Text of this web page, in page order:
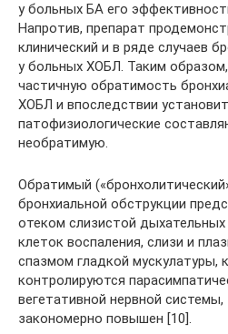
у больных БА его
Напротив, препарат
клинический и в ряде случаев
у больных ХОБЛ. Таким
частичную обратимость
ХОБЛ и впоследствии
патофизиологические
необратимую.
Обратимый
бронхиальной обструкции
отеком слизистой дыхательных
клеток воспаления, слизи и
спазмом гладкой мускулатуры,
контролируются
вегетативной нервной
закономерно повышен [10].